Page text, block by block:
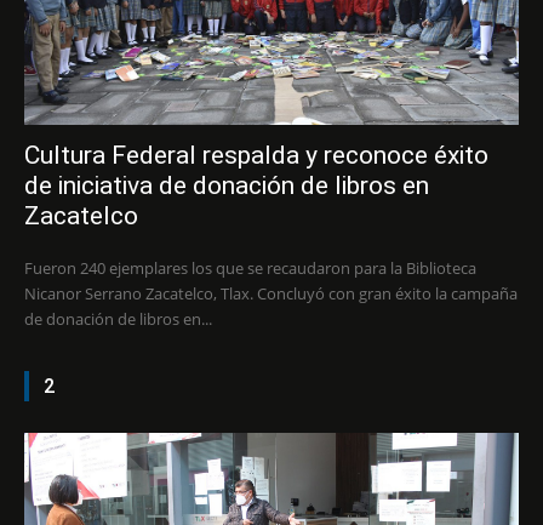
Cultura Federal respalda y reconoce éxito
de iniciativa de donación de libros en
Zacatelco
Fueron 240 ejemplares los que se recaudaron para la Biblioteca
Nicanor Serrano Zacatelco, Tlax. Concluyó con gran éxito la campaña
de donación de libros en...
2